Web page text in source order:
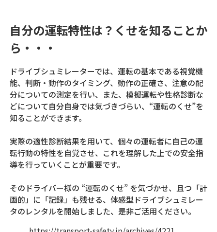
自分の運転特性は？くせを知ることか
ら・・・
ドライブシュミレーターでは、運転の基本である視覚機
能、判断・動作のタイミング、動作の正確さ、注意の配
分についての測定を行い、また、模擬運転や性格診断な
どについて自分自身では気づきづらい、“運転のくせ”を
知ることができます。
実際の適性診断結果を用いて、個々の運転者に自己の運
転行動の特性を自覚させ、これを理解した上での安全指
導を行っていくことが重要です。
そのドライバー様の “運転のくせ” を気づかせ、且つ「計
画的」に「記録」も残せる、体感型ドライブシュミレー
タのレンタルを開始しました、是非ご活用ください。